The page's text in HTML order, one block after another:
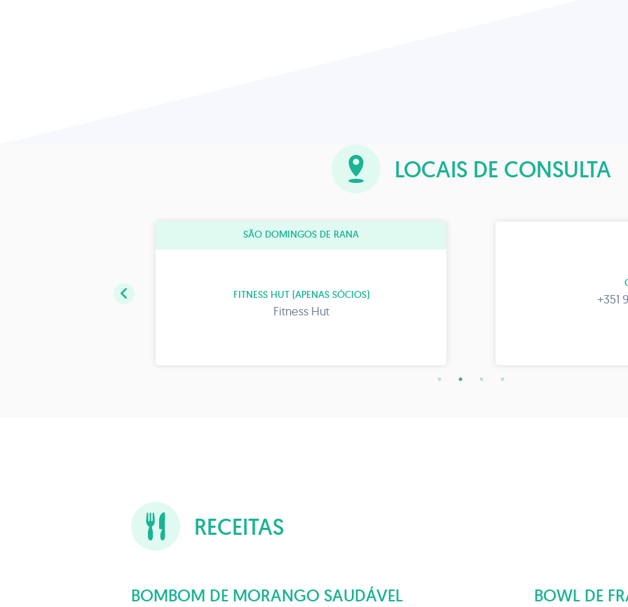
LOCAIS DE CONSULTA
SÃO DOMINGOS DE RANA
FITNESS HUT (APENAS SÓCIOS)
Fitness Hut
+351
RECEITAS
BOMBOM DE MORANGO SAUDÁVEL BOWL DE